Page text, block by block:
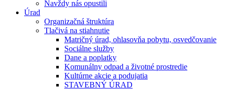
Navždy nás opustili
Úrad
Organizačná štruktúra
Tlačivá na stiahnutie
Matričný úrad, ohlasovňa pobytu, osvedčovanie
Sociálne služby
Dane a poplatky
Komunálny odpad a životné prostredie
Kultúrne akcie a podujatia
STAVEBNÝ ÚRAD